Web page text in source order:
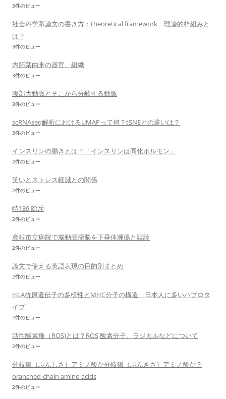
3件のビュー
社会科学系論文の書き方：theoretical framework 理論的枠組みと
は？
3件のビュー
内胚葉由来の器官、組織
3件のビュー
腹部大動脈とそこから分岐する動脈
3件のビュー
scRNAseq解析におけるUMAPって何？tSNEとの違いは？
3件のビュー
インスリンの働きとは？「インスリンは同化ホルモン」
2件のビュー
笑いとストレス軽減との関係
2件のビュー
特139 除斥
2件のビュー
彦根市立病院で脳動脈瘤脳を下垂体腫瘍と誤診
2件のビュー
論文で使える英語表現の目的別まとめ
2件のビュー
HLA抗原遺伝子の多様性とMHC分子の構造 日本人に多いハプロタ
イプ
2件のビュー
活性酸素種（ROS)とは？ROS,酸素分子、ラジカルなどについて
2件のビュー
分枝鎖（ぶんしさ）アミノ酸か分岐鎖（ぶんきさ）アミノ酸か？
branched-chain amino acids
2件のビュー